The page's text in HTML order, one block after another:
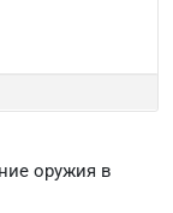
оружия в